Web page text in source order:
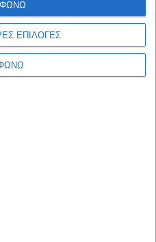
ΕΠΙΛΟΓΕΣ
φοιτητικό σπίτι!